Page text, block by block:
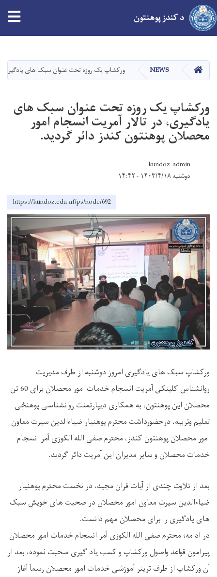
دانګل
د کندز پوهنتون
کور NEWS ورکشاپ یک روزه تحت عنوان سبک های یادگیری،
ورکشاپ یک روزه تحت عنوان سبک های
یادگیری، در تالار آمریت انسجام امور
محصلان پوهنتون کندز دائر گردید.
kundoz_admin
دوشنبه ۱۴۰۳/۴/۱۸ - ۱۴:۴۲
https://kundoz.edu.af/ps/node/692
ورکشاپ سبک های یادگیری امروز دوشنبه از طرف مدیریت
روانشناس کلینکی آمریت انسجام خدمات امور محصلان برای 60 تن
محصلان این پوهنتون، به همکاری دیپارتمنت روانشناسی پوهنځی
تعلیم وتربیه، درحضورداشت محترم پوهنیار ضیاءالدين سیرت معاون
امور محصلان پوهنتون کندز، محترم صفی الله الکوزی آمر انسجام
خدمات محصلان و سایر مدیران این آمريت دائر گردید.
بعد از تلاوت چندی از آيات قران مجيد، در نخست محترم پوهنيار
ضياءالدین سیرت معاون امور محصلان در صحبت های خویش سبک
های یادگیری را برای محصلان مهم دانست.
در ادامه؛ محترم صفی الله الکوزی آمر انسجام خدمات امور محصلان
پیرامون قواعد واصول ورکشاپ و کسب یاد گیری صحبت نموده، بعد از
آن ورکشاپ از طرف ترینر آموزشی خدمات امور محصلان رسمآ آغاز